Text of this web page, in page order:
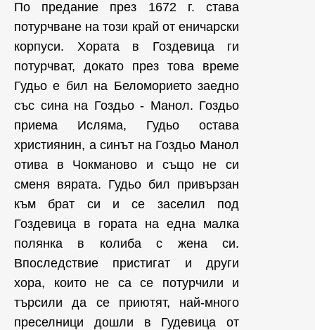
По предание през 1672 г. става
потурчване на този край от еничарски
корпуси. Хората в Гоздевица ги
потурчват, докато през това време
Гудьо е бил на Беломорието заедно
със сина на Гоздьо - Манол. Гоздьо
приема Исляма, Гудьо остава
християнин, а синът на Гоздьо Манол
отива в Чокманово и също не си
сменя вярата. Гудьо бил привързан
към брат си и се заселил под
Гоздевица в гората на една малка
полянка в колиба с жена си.
Впоследствие пристигат и други
хора, които не са се потурчили и
търсили да се приютят, най-много
преселници дошли в Гудевица от